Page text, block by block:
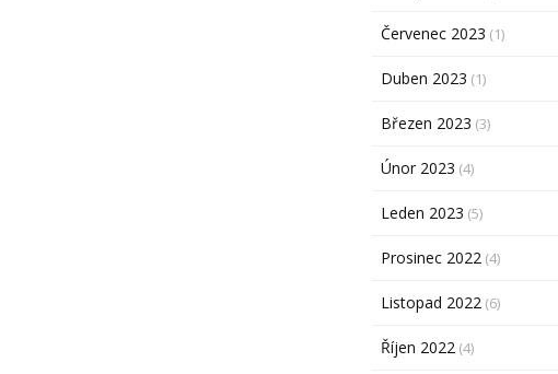
Červenec 2023 (1)
Duben 2023 (1)
Březen 2023 (3)
Únor 2023 (4)
Leden 2023 (5)
Prosinec 2022 (4)
Listopad 2022 (6)
Říjen 2022 (4)